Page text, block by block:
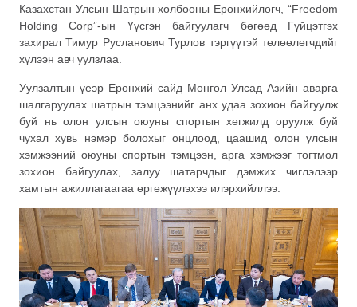
Казахстан Улсын Шатрын холбооны Ерөнхийлөгч, “Freedom
Holding Corp”-ын Үүсгэн байгуулагч бөгөөд Гүйцэтгэх
захирал Тимур Русланович Турлов тэргүүтэй төлөөлөгчдийг
хүлээн авч уулзлаа.
Уулзалтын үеэр Ерөнхий сайд Монгол Улсад Азийн аварга
шалгаруулах шатрын тэмцээнийг анх удаа зохион байгуулж
буй нь олон улсын оюуны спортын хөгжилд оруулж буй
чухал хувь нэмэр болохыг онцлоод, цаашид олон улсын
хэмжээний оюуны спортын тэмцээн, арга хэмжээг тогтмол
зохион байгуулах, залуу шатарчдыг дэмжих чиглэлээр
хамтын ажиллагаагаа өргөжүүлэхээ илэрхийллээ.